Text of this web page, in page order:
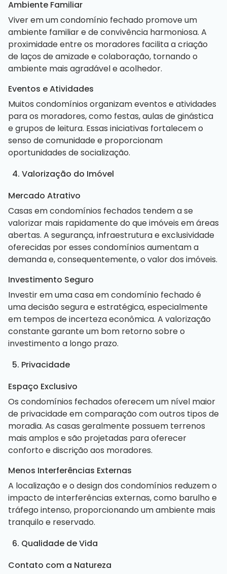
Ambiente Familiar
Viver em um condomínio fechado promove um
ambiente familiar e de convivência harmoniosa. A
proximidade entre os moradores facilita a criação
de laços de amizade e colaboração, tornando o
ambiente mais agradável e acolhedor.
Eventos e Atividades
Muitos condomínios organizam eventos e atividades
para os moradores, como festas, aulas de ginástica
e grupos de leitura. Essas iniciativas fortalecem o
senso de comunidade e proporcionam
oportunidades de socialização.
4. Valorização do Imóvel
Mercado Atrativo
Casas em condomínios fechados tendem a se
valorizar mais rapidamente do que imóveis em áreas
abertas. A segurança, infraestrutura e exclusividade
oferecidas por esses condomínios aumentam a
demanda e, consequentemente, o valor dos imóveis.
Investimento Seguro
Investir em umacasa em condomínio fechado é
uma decisão segura e estratégica, especialmente
em tempos de incerteza econômica. A valorização
constante garante um bom retorno sobre o
investimento a longo prazo.
5. Privacidade
Espaço Exclusivo
Os condomínios fechados oferecem um nível maior
de privacidade em comparação com outros tipos de
moradia. As casas geralmente possuem terrenos
mais amplos e são projetadas para oferecer
conforto e discrição aos moradores.
Menos Interferências Externas
A localização e o design dos condomínios reduzem o
impacto de interferências externas, como barulho e
tráfego intenso, proporcionando um ambiente mais
tranquilo e reservado.
6. Qualidade de Vida
Contato com a Natureza